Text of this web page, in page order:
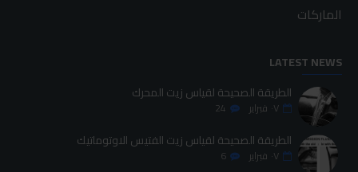
الماركات
LATEST NEWS
الطريقة الصحيحة لقياس زيت المحرك
٠٧ فبراير 24
الطريقة الصحيحة لقياس زيت الفتيس الاوتوماتيك
٠٧ فبراير 6